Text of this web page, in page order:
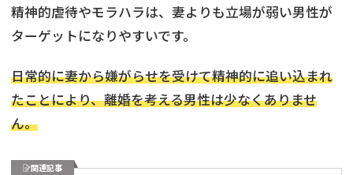
精神的虐待やモラハラは、妻よりも立場が弱い男性が
ターゲットになりやすいです。
日常的に妻から嫌がらせを受けて精神的に追い込まれ
たことにより、離婚を考える男性は少なくありませ
ん。
関連記事